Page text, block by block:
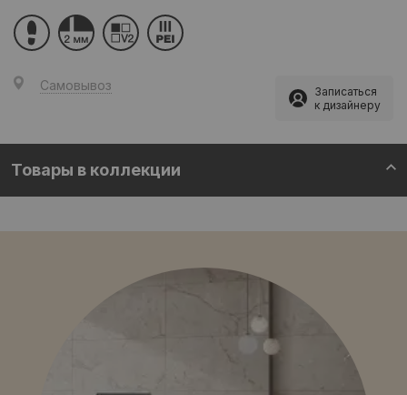
Самовывоз
Записаться
к дизайнеру
Товары в коллекции